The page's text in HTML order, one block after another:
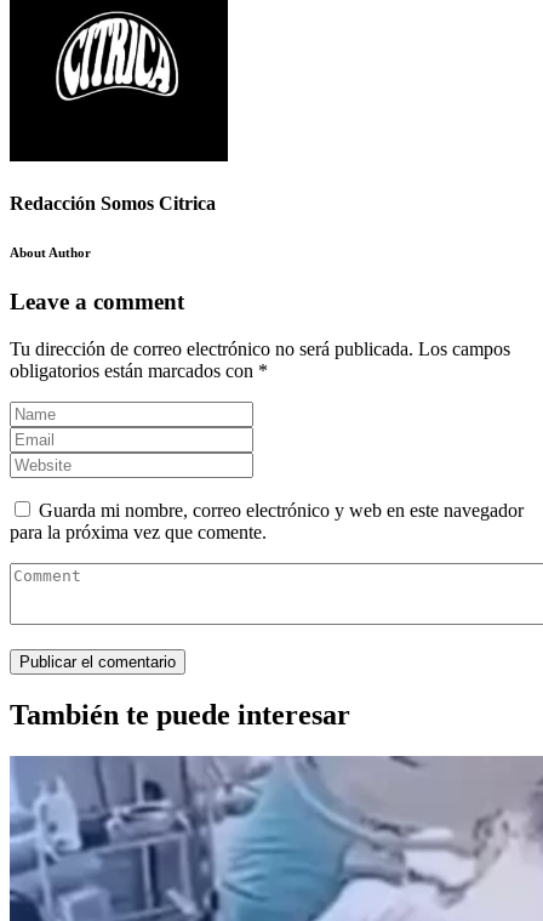
Redacción Somos Citrica
About Author
Leave a comment
Tu dirección de correo electrónico no será publicada. Los campos
obligatorios están marcados con *
Guarda mi nombre, correo electrónico y web en este navegador
para la próxima vez que comente.
También te puede interesar